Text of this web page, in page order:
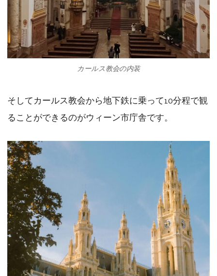
カールス教会の内装
そしてカールス教会から地下鉄に乗って10分程で観
ることができるのがウィーン市庁舎です。